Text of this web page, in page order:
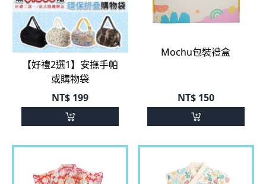
【好禮2選1】安撫手帕
或購物袋
NT$199
Mochu包裝禮盒